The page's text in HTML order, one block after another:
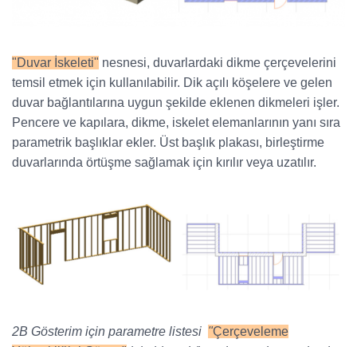
"Duvar İskeleti" nesnesi, duvarlardaki dikme çerçevelerini
temsil etmek için kullanılabilir. Dik açılı köşelere ve gelen
duvar bağlantılarına uygun şekilde eklenen dikmeleri işler.
Pencere ve kapılara, dikme, iskelet elemanlarının yanı sıra
parametrik başlıklar ekler. Üst başlık plakası, birleştirme
duvarlarında örtüşme sağlamak için kırılır veya uzatılır.
2B Gösterim için parametre listesi "Çerçeveleme